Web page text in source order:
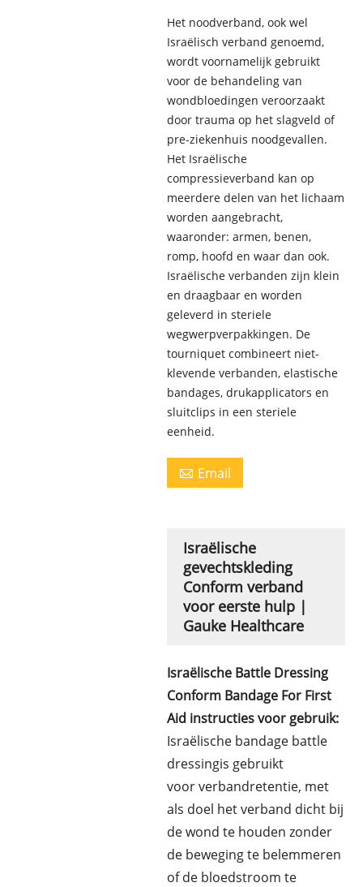
Het noodverband, ook wel
Israëlisch verband genoemd,
wordt voornamelijk gebruikt
voor de behandeling van
wondbloedingen veroorzaakt
door trauma op het slagveld of
pre-ziekenhuis noodgevallen.
Het Israëlische
compressieverband kan op
meerdere delen van het lichaam
worden aangebracht,
waaronder: armen, benen,
romp, hoofd en waar dan ook.
Israëlische verbanden zijn klein
en draagbaar en worden
geleverd in steriele
wegwerpverpakkingen. De
tourniquet combineert niet-
klevende verbanden, elastische
bandages, drukapplicators en
sluitclips in een steriele
eenheid.
 Email
Israëlische
gevechtskleding
Conform verband
voor eerste hulp |
Gauke Healthcare
Israëlische Battle Dressing
Conform Bandage For First
Aid instructies voor gebruik:
Israëlische bandage battle
dressingis gebruikt
voorverbandretentie, met
als doel het verband dicht bij
de wond te houden zonder
de beweging te belemmeren
of de bloedstroom te